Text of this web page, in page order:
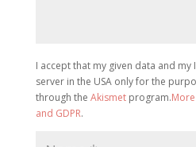
I accept that my given data and my
server in the USA only for the
through the Akismetprogram.
and GDPR.